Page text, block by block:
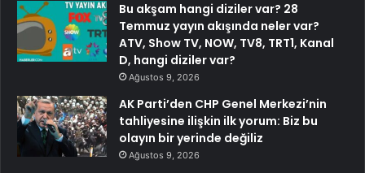
Bu akşam hangi diziler var? 28
Temmuz yayın akışında neler var?
ATV, Show TV, NOW, TV8, TRT1, Kanal
D, hangi diziler var?
Ağustos 9, 2026
AK Parti’den CHP Genel Merkezi’nin
tahliyesine ilişkin ilk yorum: Biz bu
olayın bir yerinde değiliz
Ağustos 9, 2026